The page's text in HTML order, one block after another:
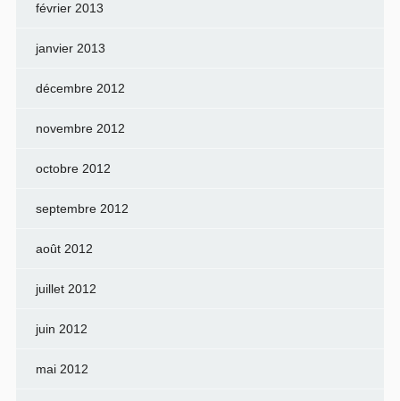
février 2013
janvier 2013
décembre 2012
novembre 2012
octobre 2012
septembre 2012
août 2012
juillet 2012
juin 2012
mai 2012